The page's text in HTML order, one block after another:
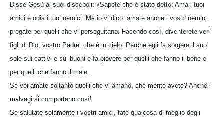
Disse Gesù ai suoi discepoli: «Sapete che è stato detto: Ama i tuoi
amici e odia i tuoi nemici. Ma io vi dico: amate anche i vostri nemici,
pregate per quelli che vi perseguitano. Facendo così, diventerete veri
figli di Dio, vostro Padre, che è in cielo. Perché egli fa sorgere il suo
sole sui cattivi e sui buoni e fa piovere per quelli che fanno il bene e
per quelli che fanno il male.
Se voi amate soltanto quelli che vi amano, che merito avete? Anche i
malvagi si comportano così!
Se salutate solamente i vostri amici, fate qualcosa di meglio degli